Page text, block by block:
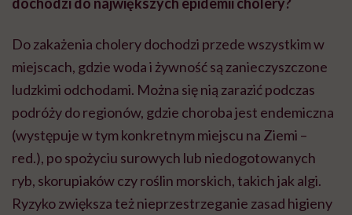
Do zakażenia cholery dochodzi przede wszystkim w
miejscach, gdzie woda i żywność są zanieczyszczone
ludzkimi odchodami. Można się nią zarazić podczas
podróży do regionów, gdzie choroba jest endemiczna
(występuje w tym konkretnym miejscu na Ziemi –
red.), po spożyciu surowych lub niedogotowanych
ryb, skorupiaków czy roślin morskich, takich jak algi.
Ryzyko zwiększa też nieprzestrzeganie zasad higieny